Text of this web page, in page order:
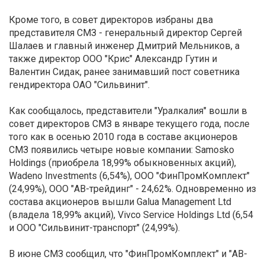
Кроме того, в совет директоров избраны два
представителя СМЗ - генеральный директор Сергей
Шалаев и главный инженер Дмитрий Мельников, а
также директор ООО "Крис" Александр Гутин и
Валентин Сидак, ранее занимавший пост советника
гендиректора ОАО "Сильвинит".
Как сообщалось, представители "Уралкалия" вошли в
совет директоров СМЗ в январе текущего года, после
того как в осенью 2010 года в составе акционеров
СМЗ появились четыре новые компании: Samosko
Holdings (приобрела 18,99% обыкновенных акций),
Wadeno Investments (6,54%), ООО "ФинПромКомплект"
(24,99%), ООО "АВ-трейдинг" - 24,62%. Одновременно из
состава акционеров вышли Galua Management Ltd
(владела 18,99% акций), Vivco Service Holdings Ltd (6,54
и ООО "Сильвинит-транспорт" (24,99%).
В июне СМЗ сообщил, что "ФинПромКомплект" и "АВ-